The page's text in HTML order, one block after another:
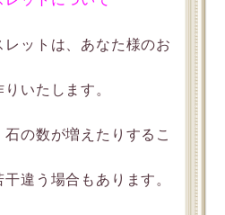
レットは、あなた様のお
いたします。
の数が増えたりするこ
違う場合もあります。